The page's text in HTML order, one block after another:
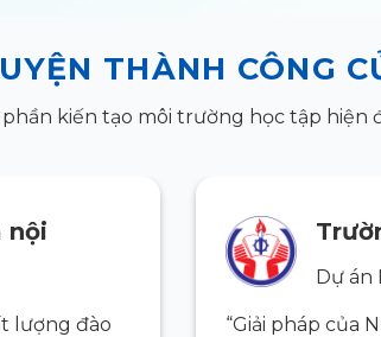
THÀNH CÔNG
kiến tạo môi trường học tập hiện
nội
lượng đào
Dự án
“Giải pháp của